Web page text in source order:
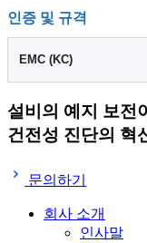
인증 및 규격
EMC (KC)
설비의 예지 보전
건전성 진단의 혁
문의하기
회사 소개
인사말